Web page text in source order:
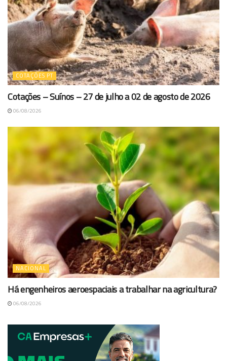
COTAÇÕES PT
Cotações – Suínos – 27 de julho a 02 de agosto de 2026
06/08/2026
NACIONAL
Há engenheiros aeroespaciais a trabalhar na agricultura?
06/08/2026